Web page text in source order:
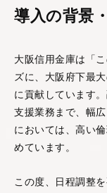
プレ」です。
評価支援AI
AIスキルイン
導入の背景
大阪信用金庫は「
ズに、大阪府下最
に貢献しています
支援業務まで、幅
においては、高い
めています。
この度、日程調整